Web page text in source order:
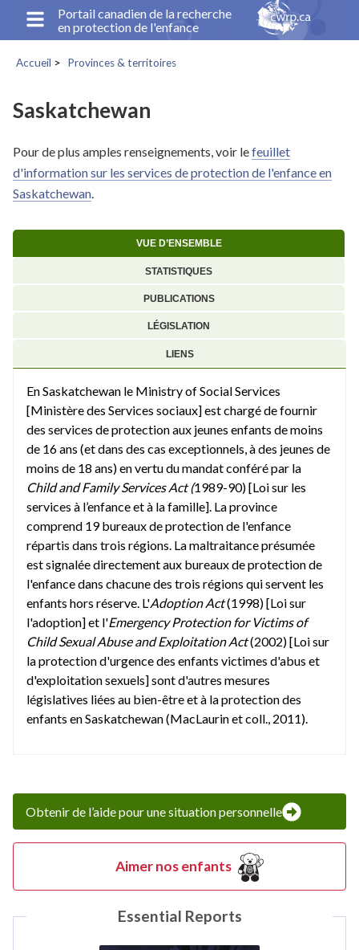
principal
Portail canadien de la recherche
en protection de l'enfance
Accueil Provinces & territoires
Saskatchewan
Pour de plus amples renseignements, voir lefeuillet
d'information sur les services de protection de l'enfance en
Saskatchewan.
VUE D’ENSEMBLE
STATISTIQUES
PUBLICATIONS
LÉGISLATION
LIENS
En Saskatchewan le Ministry of Social Services
[Ministère des Services sociaux] est chargé de fournir
des services de protection aux jeunes enfants de moins
de 16 ans (et dans des cas exceptionnels, à des jeunes de
moins de 18 ans) en vertu du mandat conféré par la
Child and Family Services Act (1989-90) [Loi sur les
services à l’enfance et à la famille]. La province
comprend 19 bureaux de protection de l'enfance
répartis dans trois régions. La maltraitance présumée
est signalée directement aux bureaux de protection de
l'enfance dans chacune des trois régions qui servent les
enfants hors réserve. L'Adoption Act(1998) [Loi sur
l'adoption] et l'Emergency Protection for Victims of
Child Sexual Abuse and Exploitation Act(2002) [Loi sur
la protection d'urgence des enfants victimes d'abus et
d'exploitation sexuels] sont d'autres mesures
législatives liées au bien-être et à la protection des
enfants en Saskatchewan (MacLaurin et coll., 2011).
Obtenir de l’aide pour une situation personnelle
Aimer nos enfants
Essential Reports